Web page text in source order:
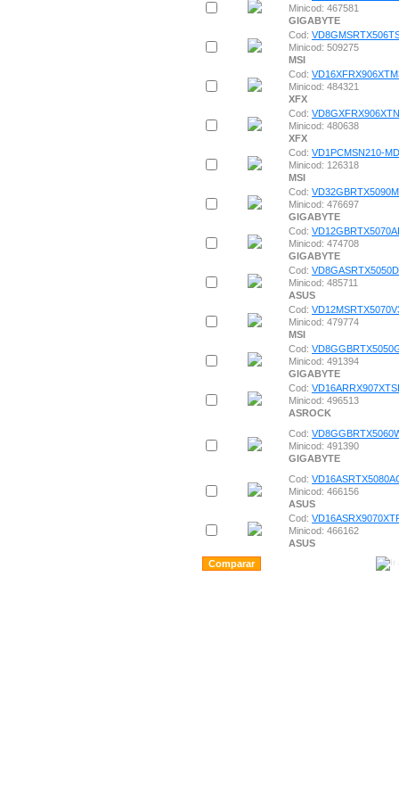
Minicod: 467581
GIGABYTE
Cod:
Minicod: 509275
MSI
Cod:
Minicod: 484321
XFX
Cod:
Minicod: 480638
XFX
Cod: VD1PCMSN210-
Minicod: 126318
MSI
Cod: VD32GBRTX5090M
Minicod: 476697
GIGABYTE
Cod:
Minicod: 474708
GIGABYTE
Cod:
Minicod: 485711
ASUS
Cod:
Minicod: 479774
MSI
Cod:
Minicod: 491394
GIGABYTE
Cod:
Minicod: 496513
ASROCK
Cod:
Minicod: 491390
GIGABYTE
Cod:
Minicod: 466156
ASUS
Cod:
Minicod: 466162
ASUS